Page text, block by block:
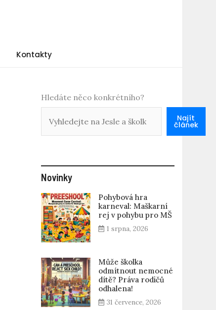
Kontakty
Hledáte něco konkrétního?
Najít
článek
Novinky
Pohybová hra
karneval: Maškarní
rej v pohybu pro MŠ
1 srpna, 2026
Může školka
odmítnout nemocné
dítě? Práva rodičů
odhalena!
31 července, 2026